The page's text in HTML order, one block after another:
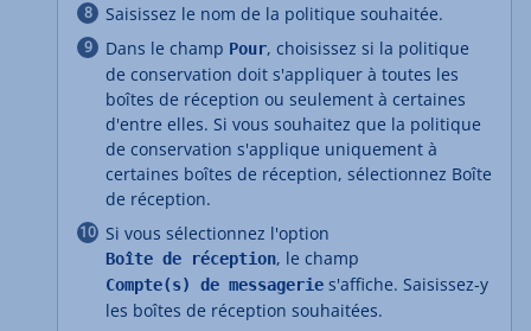
Saisissez le nom de la politique souhaitée.
Dans le champ Pour, choisissez si la politique
de conservation doit s'appliquer à toutes les
boîtes de réception ou seulement à certaines
d'entre elles. Si vous souhaitez que la politique
de conservation s'applique uniquement à
certaines boîtes de réception, sélectionnez Boîte
de réception.
Si vous sélectionnez l'option
Boîte de réception, le champ
Compte(s) de messagerie s'affiche. Saisissez-y
les boîtes de réception souhaitées.